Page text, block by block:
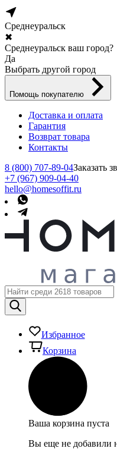
Среднеуральск
✖
Среднеуральск ваш город?
Да
Выбрать другой город
Помощь покупателю
Доставка и оплата
Гарантия
Возврат товара
Контакты
8 (800) 707-89-04Заказать
+7 (967) 909-04-40
hello@homesoffit.ru
Избранное
Корзина
Ваша корзина пуста
Вы еще не добавили